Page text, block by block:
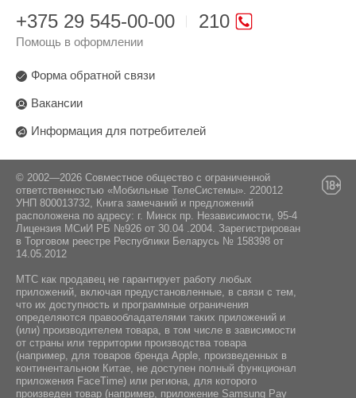
46.8 мм
Вес устройства:
Длина провода:
Производитель:
8/F, Tower 5, Cheung Sha Wan Plaza 833 Cheung
Sha Wan Road Kl.
ООО "ЭлкоТелеком", 220090 г. Минск,
210
+375 29 545-00-00
Помощь в оформлении
Форма обратной связи
Вакансии
Информация для потребителей
© 2002—2026 Совместное общество с ограниченной
ответственностью «Мобильные ТелеСистемы». 220012
УНП 800013732, Книга замечаний и предложений
расположена по адресу: г. Минск пр. Независимости, 95-4
Лицензия МСиИ РБ №926 от 30.04 .2004. Зарегистрирован
в Торговом реестре Республики Беларусь № 158398 от
14.05.2012
МТС как продавец не гарантирует работу любых
приложений, включая предустановленные, в связи с тем,
что их доступность и программные ограничения
определяются правообладателями таких приложений и
(или) производителем товара, в том числе в зависимости
от страны или территории производства товара
(например, для товаров бренда Apple, произведенных в
континентальном Китае, не доступен полный функционал
приложения FaceTime) или региона, для которого
произведен товар (например, приложение Samsung Pay